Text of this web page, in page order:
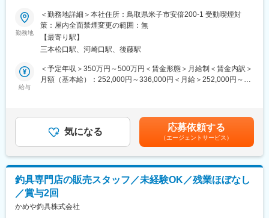
創業まもなくご入社された15名の方々が中心となっており、しっ
かりとしたサポートを受けられますので、
未経験の方でもご安心ください◎
現在、当社は20～50代が在籍する少人数組織で、今後の事業拡大
に向けた体制強化が必要となっています。
にすることを目的とした増員募集です。
変更の範囲：会社の定める業務
ティング・アドバイザリーとして従事頂きます。ご経験よりも意
欲やお人柄を重んじた採用・選考を行っていきたいと考えていま
す。
■業務詳細：【変更の範囲：会社の定める業務】
具体的な業務としては、以下の様な業務をご担当頂く想定です。
・経営コンサルティング・アドバイザリー
・グループ内外の経理業務
その他、場合によっては、グループ会社で行っているコンサルテ
ィング業務、グループ会社の経営管理業務等にも関わって頂く場
合がございます。
取り組んで頂いてリ、周囲のスタッフから教えて頂ける環境で
す）
■組織について：
勤務地
＜勤務地詳細＞本社住所：鳥取県米子市安倍200-1 受動喫煙対
策：屋内全面禁煙変更の範囲：無
【最寄り駅】
三本松口駅、河崎口駅、後藤駅
給与
＜予定年収＞350万円～500万円＜賃金形態＞月給制＜賃金内訳＞
月額（基本給）：252,000円～336,000円＜月給＞252,000円～
あり、選考を通じて上下する可能性があります。月給(月額)は固定
手当を含めた表記です。
気になる 応募依頼する
（エージェントサービス）
釣具専門店の販売スタッフ／未経験OK／残業ほぼなし
／賞与2回
かめや釣具株式会社